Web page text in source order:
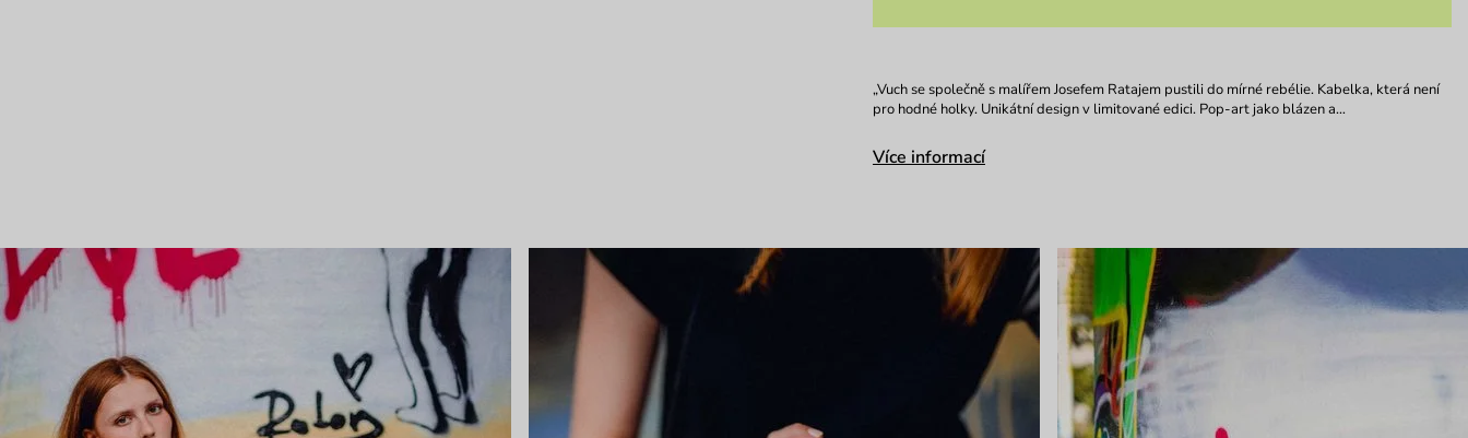
„Vuch se společně s malířem Josefem Ratajem pustili do mírné rebélie. Kabelka, která není
pro hodné holky. Unikátní design v limitované edici. Pop-art jako blázen a…
Více informací